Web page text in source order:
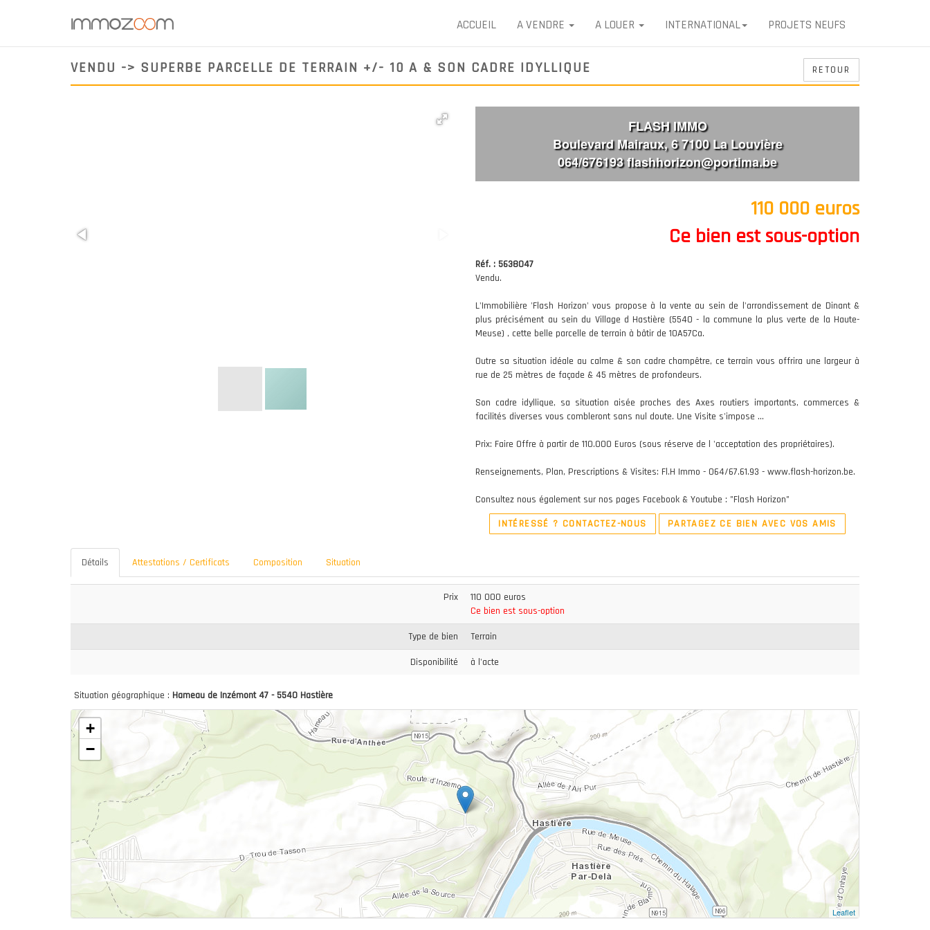
ACCUEIL A VENDRE A LOUER INTERNATIONAL PROJETS NEUFS
VENDU -> SUPERBE PARCELLE DE TERRAIN +/- 10 A & SON CADRE IDYLLIQUE RETOUR
FLASH IMMO
Boulevard Mairaux, 6 7100 La Louvière
064/676193 flashhorizon@portima.be
110 000 euros
Ce bien est sous-option
Réf. : 5638047
Vendu.
L'Immobilière 'Flash Horizon' vous propose à la vente au sein de l'arrondissement de Dinant &
plus précisément au sein du Village d Hastière (5540 - la commune la plus verte de la Haute-
Meuse) , cette belle parcelle de terrain à bâtir de 10A57Ca.
Outre sa situation idéale au calme & son cadre champêtre, ce terrain vous offrira une largeur à
rue de 25 mètres de façade & 45 mètres de profondeurs.
Son cadre idyllique, sa situation aisée proches des Axes routiers importants, commerces &
facilités diverses vous combleront sans nul doute. Une Visite s'impose ...
Prix: Faire Offre à partir de 110.000 Euros (sous réserve de l 'acceptation des propriétaires).
Renseignements, Plan, Prescriptions & Visites: Fl.H Immo - 064/67.61.93 - www.flash-horizon.be.
Consultez nous également sur nos pages Facebook & Youtube : "Flash Horizon"
INTÉRESSÉ ? CONTACTEZ-NOUS
PARTAGEZ CE BIEN AVEC VOS AMIS
Détails Attestations / Certificats Composition Situation
Prix
110 000 euros
Ce bien est sous-option
Type de bien Terrain
Disponibilité à l'acte
Situation géographique : Hameau de Inzémont 47 - 5540 Hastière
+
−
Leaflet